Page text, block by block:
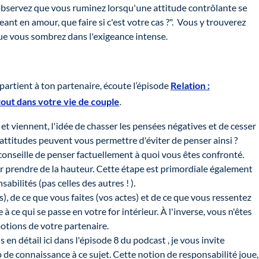
que vous ruminez lorsqu'une attitude contrôlante se
en amour, que faire si c'est votre cas ?". Vous y trouverez
vous sombrez dans l'exigeance intense.
à ton partenaire, écoute l’épisode Relation :
dans votre vie de couple.
viennent, l'idée de chasser les pensées négatives et de cesser
peuvent vous permettre d'éviter de penser ainsi ?
de penser factuellement à quoi vous êtes confronté.
de la hauteur. Cette étape est primordiale également
(pas celles des autres ! ).
de ce que vous faites (vos actes) et de ce que vous ressentez
ce qui se passe en votre for intérieur. À l'inverse, vous n'êtes
de votre partenaire.
en détail ici dans l'épisode 8 du podcast , je vous invite
connaissance à ce sujet. Cette notion de responsabilité joue,